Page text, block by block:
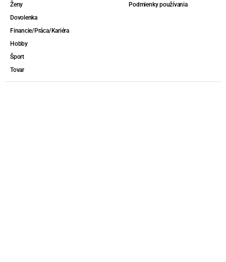
Ženy
Dovolenka
Financie/Práca/Kariéra
Hobby
Šport
Tovar
Podmienky používania